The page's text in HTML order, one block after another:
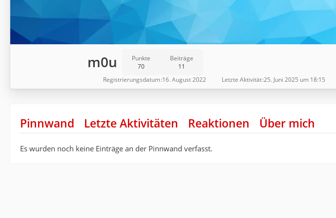
m0u
Punkte
70
Beiträge
11
Registrierungsdatum 16. August 2022 Letzte Aktivität 25. Juni 2025 um 18:15
Pinnwand Letzte Aktivitäten Reaktionen Über mich
Es wurden noch keine Einträge an der Pinnwand verfasst.